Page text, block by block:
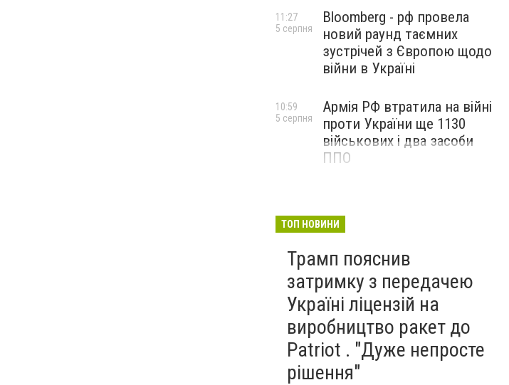
Bloomberg - рф провела
новий раунд таємних
зустрічей з Європою щодо
війни в Україні
11:27
5 серпня
Армія РФ втратила на війні
проти України ще 1130
військових і два засоби
ППО
10:59
5 серпня
ТОП НОВИНИ
Трамп пояснив
затримку з передачею
Україні ліцензій на
виробництво ракет до
Patriot . "Дуже непросте
рішення"